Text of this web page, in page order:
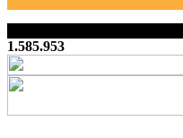
1.585.953